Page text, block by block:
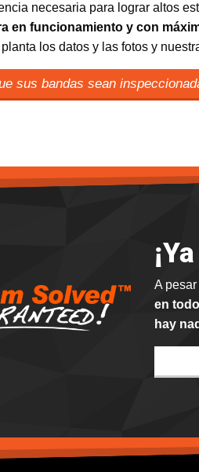
necesaria para lograr altos
en funcionamiento y con
los datos y las fotos y
sus bandas sean
A
en
hay